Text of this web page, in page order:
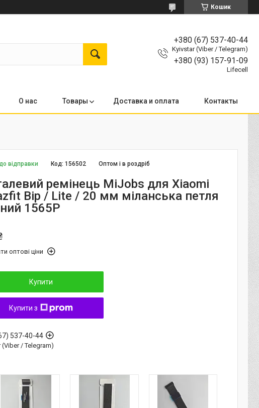
Кошик
+380 (67) 537-40-44
Kyivstar (Viber / Telegram)
+380 (93) 157-91-09
Lifecell
О нас Товары Доставка и оплата Контакты
відправки Оптом і в роздріб
Код:156502
ремінець MiJobs для Xiaomi
Bip / Lite / 20 мм міланська петля
1565P
оптові ціни
Купити
Купити з
537-40-44
(Viber / Telegram)